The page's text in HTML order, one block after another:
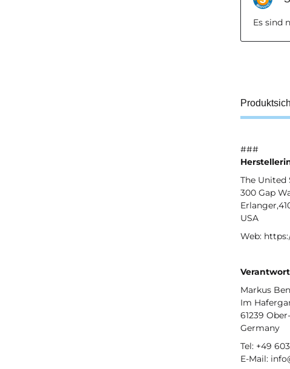
Es sind
###
The United
300 Gap
USA
Web:
Markus
Im
61239
Germany
Tel: +49
E-Mail: